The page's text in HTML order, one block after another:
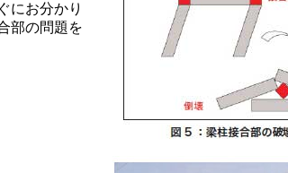
にお分かり
部の問題を